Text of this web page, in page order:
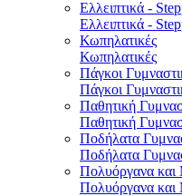
Ελλειπτικά -
Ελλειπτικά -
Κωπηλατικές
Κωπηλατικές
Πάγκοι
Πάγκοι
Παθητική
Παθητική
Ποδήλατα
Ποδήλατα
Πολυόργανα και
Πολυόργανα και